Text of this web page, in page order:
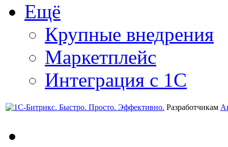
Ещё
Крупные внедрения
Маркетплейс
Интеграция с 1С
Разработчикам